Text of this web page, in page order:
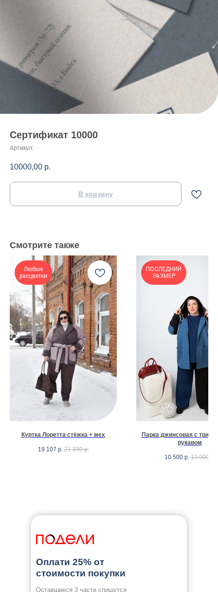
Сертификат 10000
Артикул:
10000,00 р.
В корзину
Смотрите также
Любые
расцветки
Куртка Лоретта стёжка + мех
19 107 р. 21 230 р.
ПОСЛЕДНИЙ
РАЗМЕР
Парка джинсовая с
рукавом
10 500 р. 13 000
Оплати 25% от
стоимости покупки
Оставшиеся 3 части спишутся